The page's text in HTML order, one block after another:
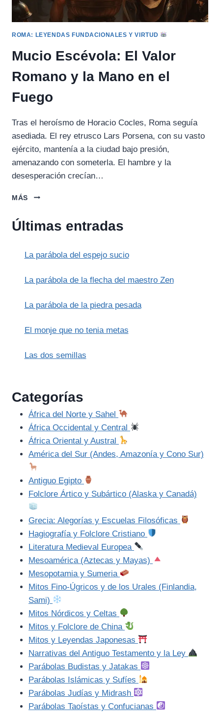
ROMA: LEYENDAS FUNDACIONALES Y VIRTUD
Mucio Escévola: El Valor
Romano y la Mano en el
Fuego
Tras el heroísmo de Horacio Cocles, Roma seguía
asediada. El rey etrusco Lars Porsena, con su vasto
ejército, mantenía a la ciudad bajo presión,
amenazando con someterla. El hambre y la
desesperación crecían…
MÁS
MUCIO
VALOR
LA
EN
Últimas entradas
La parábola del espejo sucio
La parábola de la flecha del maestro Zen
La parábola de la piedra pesada
El monje que no tenia metas
Las dos semillas
Categorías
África del Norte y Sahel
África Occidental y Central
África Oriental y Austral
América del Sur (Andes, Amazonía y Cono Sur)
Antiguo Egipto
Folclore Ártico y Subártico (Alaska y Canadá)
Grecia: Alegorías y Escuelas Filosóficas
Hagiografía y Folclore Cristiano
Literatura Medieval Europea
Mesoamérica (Aztecas y Mayas)
Mesopotamia y Sumeria
Mitos Fino-Úgricos y de los Urales (Finlandia,
Sami)
Mitos Nórdicos y Celtas
Mitos y Folclore de China
Mitos y Leyendas Japonesas
Narrativas del Antiguo Testamento y la Ley
Parábolas Budistas y Jatakas
Parábolas Islámicas y Sufíes
Parábolas Judías y Midrash
Parábolas Taoístas y Confucianas